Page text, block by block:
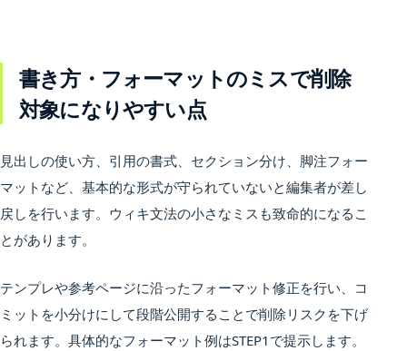
書き方・フォーマットのミスで削除
対象になりやすい点
見出しの使い方、引用の書式、セクション分け、脚注フォー
マットなど、基本的な形式が守られていないと編集者が差し
戻しを行います。ウィキ文法の小さなミスも致命的になるこ
とがあります。
テンプレや参考ページに沿ったフォーマット修正を行い、コ
ミットを小分けにして段階公開することで削除リスクを下げ
られます。具体的なフォーマット例はSTEP1で提示します。